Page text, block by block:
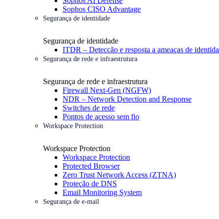
Sophos CISO Advantage
Segurança de identidade
Segurança de identidade
ITDR – Detecção e resposta a ameaças de
Segurança de rede e infraestrutura
Segurança de rede e infraestrutura
Firewall Next-Gen (NGFW)
NDR – Network Detection and Response
Switches de rede
Pontos de acesso sem fio
Workspace Protection
Workspace Protection
Workspace Protection
Protected Browser
Zero Trust Network Access (ZTNA)
Proteção de DNS
Email Monitoring System
Segurança de e-mail